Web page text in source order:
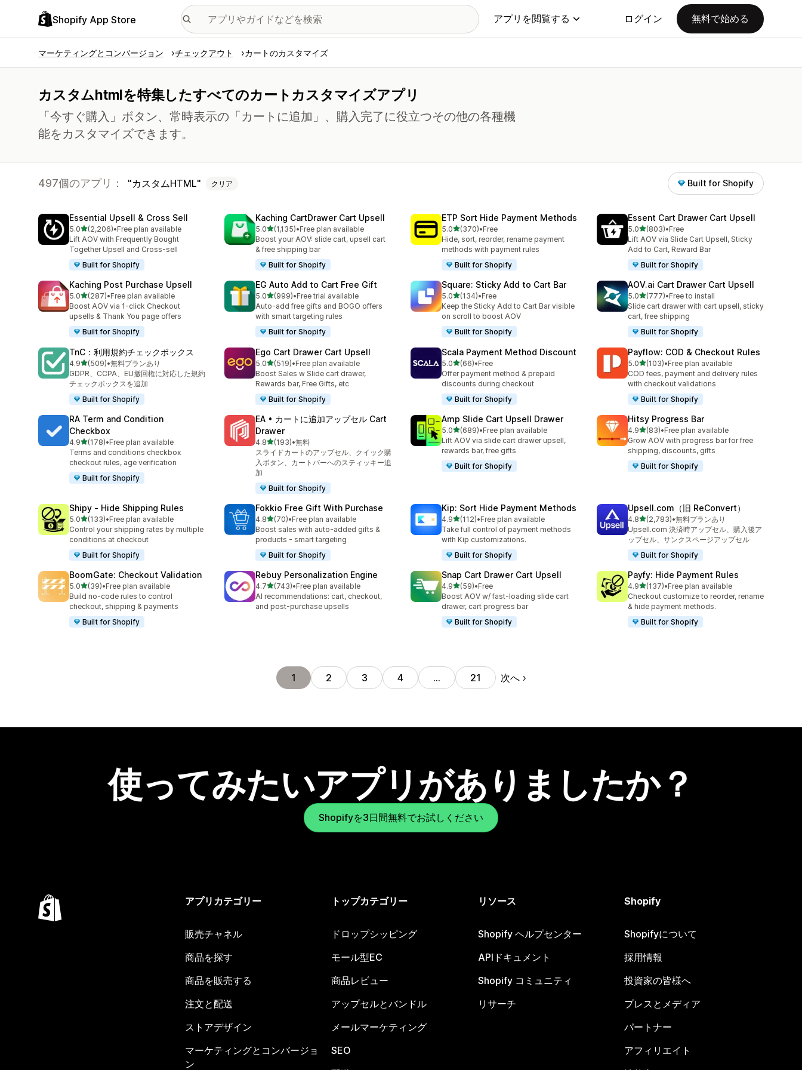
Shopify App Store アプリを閲覧する ログイン 無料で始める
マーケティングとコンバージョン チェックアウト カートのカスタマイズ
カスタムhtmlを特集したすべてのカートカスタマイズアプリ
「今すぐ購入」ボタン、常時表示の「カートに追加」、購入完了に役立つその他の各種機
能をカスタマイズできます。
497個のアプリ： カスタムHTML クリア Built for Shopify
Essential Upsell & Cross Sell
5.05つ星中
(2,206)
合計レビュー数：2206件
•Free plan available
Lift AOV with Frequently Bought
Together Upsell and Cross-sell
Built for Shopify
Kaching CartDrawer Cart Upsell
5.05つ星中
(1,135)
合計レビュー数：1135件
•Free plan available
Boost your AOV: slide cart, upsell cart
& free shipping bar
Built for Shopify
ETP Sort Hide Payment Methods
5.05つ星中
(370)
合計レビュー数：370件
•Free
Hide, sort, reorder, rename payment
methods with payment rules
Built for Shopify
Essent Cart Drawer Cart Upsell
5.05つ星中
(803)
合計レビュー数：803件
•Free
Lift AOV via Slide Cart Upsell, Sticky
Add to Cart, Reward Bar
Built for Shopify
Kaching Post Purchase Upsell
5.05つ星中
(287)
合計レビュー数：287件
•Free plan available
Boost AOV via 1-click Checkout
upsells & Thank You page offers
Built for Shopify
EG Auto Add to Cart Free Gift
5.05つ星中
(999)
合計レビュー数：999件
•Free trial available
Auto-add free gifts and BOGO offers
with smart targeting rules
Built for Shopify
Square: Sticky Add to Cart Bar
5.05つ星中
(134)
合計レビュー数：134件
•Free
Keep the Sticky Add to Cart Bar visible
on scroll to boost AOV
Built for Shopify
AOV.ai Cart Drawer Cart Upsell
5.05つ星中
(777)
合計レビュー数：777件
•Free to install
Slide cart drawer with cart upsell, sticky
cart, free shipping
Built for Shopify
TnC：利用規約チェックボックス
4.95つ星中
(509)
合計レビュー数：509件
•無料プランあり
GDPR、CCPA、EU撤回権に対応した規約
チェックボックスを追加
Built for Shopify
Ego Cart Drawer Cart Upsell
5.05つ星中
(519)
合計レビュー数：519件
•Free plan available
Boost Sales w Slide cart drawer,
Rewards bar, Free Gifts, etc
Built for Shopify
Scala Payment Method Discount
5.05つ星中
(66)
合計レビュー数：66件
•Free
Offer payment method & prepaid
discounts during checkout
Built for Shopify
Payflow: COD & Checkout Rules
5.05つ星中
(103)
合計レビュー数：103件
•Free plan available
COD fees, payment and delivery rules
with checkout validations
Built for Shopify
RA Term and Condition
Checkbox
4.95つ星中
(178)
合計レビュー数：178件
•Free plan available
Terms and conditions checkbox
checkout rules, age verification
Built for Shopify
EA • カートに追加アップセル Cart
Drawer
4.85つ星中
(193)
合計レビュー数：193件
•無料
スライドカートのアップセル、クイック購
入ボタン、カートバーへのスティッキー追
加
Built for Shopify
Amp Slide Cart Upsell Drawer
5.05つ星中
(689)
合計レビュー数：689件
•Free plan available
Lift AOV via slide cart drawer upsell,
rewards bar, free gifts
Built for Shopify
Hitsy Progress Bar
4.95つ星中
(83)
合計レビュー数：83件
•Free plan available
Grow AOV with progress bar for free
shipping, discounts, gifts
Built for Shopify
Shipy ‑ Hide Shipping Rules
5.05つ星中
(133)
合計レビュー数：133件
•Free plan available
Control your shipping rates by multiple
conditions at checkout
Built for Shopify
Fokkio Free Gift With Purchase
4.85つ星中
(70)
合計レビュー数：70件
•Free plan available
Boost sales with auto-added gifts &
products - smart targeting
Built for Shopify
Kip: Sort Hide Payment Methods
4.95つ星中
(112)
合計レビュー数：112件
•Free plan available
Take full control of payment methods
with Kip customizations.
Built for Shopify
Upsell.com（旧 ReConvert）
4.85つ星中
(2,783)
合計レビュー数：2783件
•無料プランあり
Upsell.com 決済時アップセル、購入後ア
ップセル、サンクスページアップセル
Built for Shopify
BoomGate: Checkout Validation
5.05つ星中
(39)
合計レビュー数：39件
•Free plan available
Build no-code rules to control
checkout, shipping & payments
Built for Shopify
Rebuy Personalization Engine
4.75つ星中
(743)
合計レビュー数：743件
•Free plan available
AI recommendations: cart, checkout,
and post-purchase upsells
Snap Cart Drawer Cart Upsell
4.95つ星中
(59)
合計レビュー数：59件
•Free
Boost AOV w/ fast-loading slide cart
drawer, cart progress bar
Built for Shopify
Payfy: Hide Payment Rules
4.95つ星中
(137)
合計レビュー数：137件
•Free plan available
Checkout customize to reorder, rename
& hide payment methods.
Built for Shopify
1 2 3 4 … 21 次へ
使ってみたいアプリがありましたか？
Shopifyを3日間無料でお試しください
アプリカテゴリー
販売チャネル
商品を探す
商品を販売する
注文と配送
ストアデザイン
マーケティングとコンバージョ
ン
トップカテゴリー
ドロップシッピング
モール型EC
商品レビュー
アップセルとバンドル
メールマーケティング
SEO
リソース
Shopify ヘルプセンター
APIドキュメント
Shopify コミュニティ
リサーチ
Shopify
Shopifyについて
採用情報
投資家の皆様へ
プレスとメディア
パートナー
アフィリエイト